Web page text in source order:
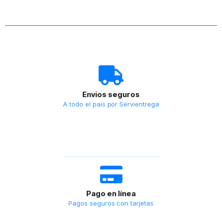
Envios seguros
A todo el país por Servientrega
Pago en línea
Pagos seguros con tarjetas